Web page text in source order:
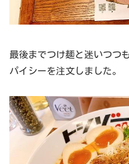
最後までつけ麺と迷いつつ
パイシーを注文しました。